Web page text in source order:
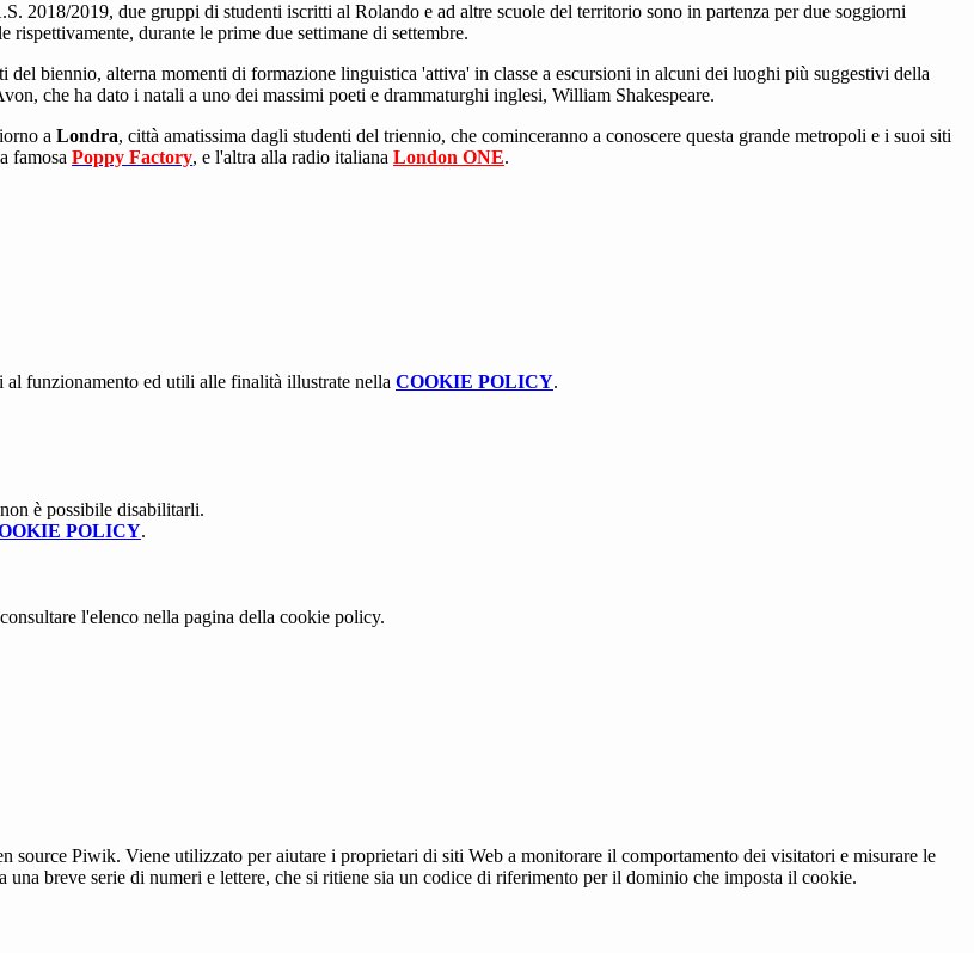
2018/2019, due gruppi di studenti iscritti al Rolando e ad altre scuole del territorio sono in partenza per due soggiorni
durante le prime due settimane di settembre.
del biennio, alterna momenti di formazione linguistica 'attiva' in classe a escursioni in alcuni dei luoghi più suggestivi della
che ha dato i natali a uno dei massimi poeti e drammaturghi inglesi, William Shakespeare.
a Londra, città amatissima dagli studenti del triennio, che cominceranno a conoscere questa grande metropoli e i suoi siti
famosa Poppy Factory, e l'altra alla radio italiana London ONE.
funzionamento ed utili alle finalità illustrate nella COOKIE POLICY.
è possibile disabilitarli.
POLICY.
l'elenco nella pagina della cookie policy.
source Piwik. Viene utilizzato per aiutare i proprietari di siti Web a monitorare il comportamento dei visitatori e misurare le
breve serie di numeri e lettere, che si ritiene sia un codice di riferimento per il dominio che imposta il cookie.